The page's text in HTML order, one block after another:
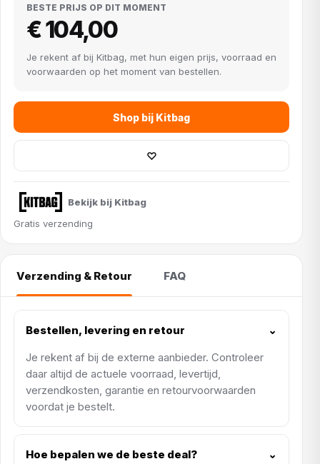
BESTE PRIJS OP DIT MOMENT
€ 104,00
Je rekent af bij Kitbag, met hun eigen prijs, voorraad en
voorwaarden op het moment van bestellen.
Shop bij Kitbag
♡
Bekijk bij Kitbag
Gratis verzending
Verzending & Retour FAQ
Bestellen, levering en retour ⌄
Je rekent af bij de externe aanbieder. Controleer
daar altijd de actuele voorraad, levertijd,
verzendkosten, garantie en retourvoorwaarden
voordat je bestelt.
Hoe bepalen we de beste deal? ⌄